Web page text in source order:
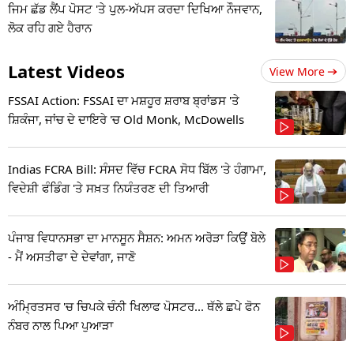
ਜਿਮ ਛੱਡ ਲੈਂਪ ਪੋਸਟ 'ਤੇ ਪੁਲ-ਅੱਪਸ ਕਰਦਾ ਦਿਖਿਆ ਨੌਜਵਾਨ,
ਲੋਕ ਰਹਿ ਗਏ ਹੈਰਾਨ
Latest Videos View More
FSSAI Action: FSSAI ਦਾ ਮਸ਼ਹੂਰ ਸ਼ਰਾਬ ਬ੍ਰਾਂਡਸ 'ਤੇ
ਸ਼ਿਕੰਜਾ, ਜਾਂਚ ਦੇ ਦਾਇਰੇ 'ਚ Old Monk, McDowells
Indias FCRA Bill: ਸੰਸਦ ਵਿੱਚ FCRA ਸੋਧ ਬਿੱਲ 'ਤੇ ਹੰਗਾਮਾ,
ਵਿਦੇਸ਼ੀ ਫੰਡਿੰਗ 'ਤੇ ਸਖ਼ਤ ਨਿਯੰਤਰਣ ਦੀ ਤਿਆਰੀ
ਪੰਜਾਬ ਵਿਧਾਨਸਭਾ ਦਾ ਮਾਨਸੂਨ ਸੈਸ਼ਨ: ਅਮਨ ਅਰੋੜਾ ਕਿਉਂ ਬੋਲੇ
- ਮੈਂ ਅਸਤੀਫਾ ਦੇ ਦੇਵਾਂਗਾ, ਜਾਣੋ
ਅੰਮ੍ਰਿਤਸਰ 'ਚ ਚਿਪਕੇ ਚੰਨੀ ਖਿਲਾਫ ਪੋਸਟਰ... ਥੱਲੇ ਛਪੇ ਫੋਨ
ਨੰਬਰ ਨਾਲ ਪਿਆ ਪੁਆੜਾ